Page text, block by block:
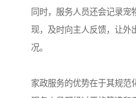
同时，服务人员还会记录宠
现，及时向主人反馈，让外
况。
家政服务的优势在于其规范